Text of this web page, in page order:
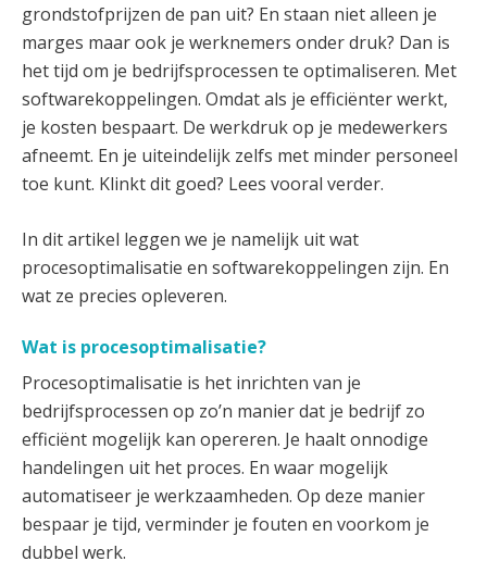
grondstofprijzen de pan uit? En staan niet alleen je
marges maar ook je werknemers onder druk? Dan is
het tijd om je bedrijfsprocessen te optimaliseren. Met
softwarekoppelingen. Omdat als je efficiënter werkt,
je kosten bespaart. De werkdruk op je medewerkers
afneemt. En je uiteindelijk zelfs met minder personeel
toe kunt. Klinkt dit goed? Lees vooral verder.
In dit artikel leggen we je namelijk uit wat
procesoptimalisatie en softwarekoppelingen zijn. En
wat ze precies opleveren.
Wat is procesoptimalisatie?
Procesoptimalisatie is het inrichten van je
bedrijfsprocessen op zo’n manier dat je bedrijf zo
efficiënt mogelijk kan opereren. Je haalt onnodige
handelingen uit het proces. En waar mogelijk
automatiseer je werkzaamheden. Op deze manier
bespaar je tijd, verminder je fouten en voorkom je
dubbel werk.